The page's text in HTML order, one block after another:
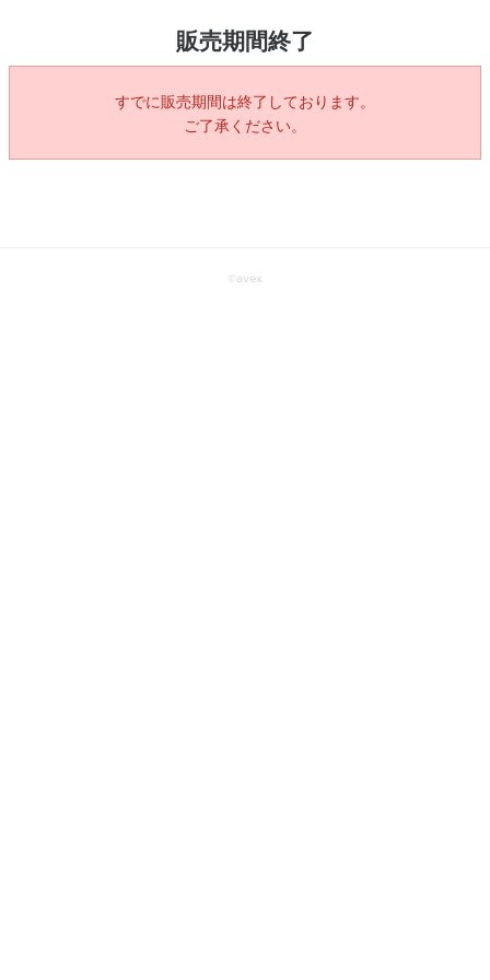
販売期間終了
すでに販売期間は終了しております。
ご了承ください。
© avex